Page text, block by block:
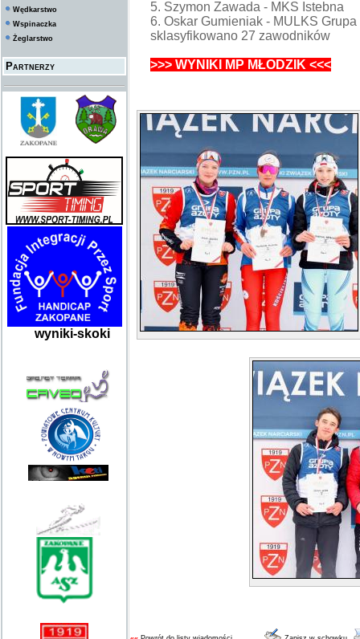
Wędkarstwo
Wspinaczka
Żeglarstwo
Partnerzy
wyniki-skoki
5. Szymon Zawada - MKS Istebna
6. Oskar Gumieniak - MULKS
sklasyfikowano 27 zawodników
>>> WYNIKI MP MŁODZIK <<<